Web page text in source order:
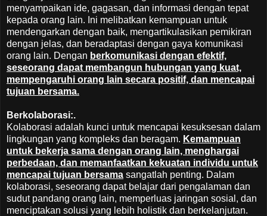
menyampaikan ide, gagasan, dan informasi dengan tepat
kepada orang lain. Ini melibatkan kemampuan untuk
mendengarkan dengan baik, mengartikulasikan pemikiran
dengan jelas, dan beradaptasi dengan gaya komunikasi
orang lain. Dengan berkomunikasi dengan efektif,
seseorang dapat membangun hubungan yang kuat,
mempengaruhi orang lain secara positif, dan mencapai
tujuan bersama.
Berkolaborasi:.
Kolaborasi adalah kunci untuk mencapai kesuksesan dalam
lingkungan yang kompleks dan beragam. Kemampuan
untuk bekerja sama dengan orang lain, menghargai
perbedaan, dan memanfaatkan kekuatan individu untuk
mencapai tujuan bersama sangatlah penting. Dalam
kolaborasi, seseorang dapat belajar dari pengalaman dan
sudut pandang orang lain, memperluas jaringan sosial, dan
menciptakan solusi yang lebih holistik dan berkelanjutan.